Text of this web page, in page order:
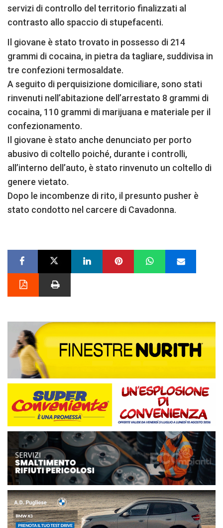
servizi di controllo del territorio finalizzati al
contrasto allo spaccio di stupefacenti.
Il giovane è stato trovato in possesso di 214
grammi di cocaina, in pietra da tagliare, suddivisa in
tre confezioni termosaldate.
A seguito di perquisizione domiciliare, sono stati
rinvenuti nell’abitazione dell’arrestato 8 grammi di
cocaina, 110 grammi di marijuana e materiale per il
confezionamento.
Il giovane è stato anche denunciato per porto
abusivo di coltello poiché, durante i controlli,
all’interno dell’auto, è stato rinvenuto un coltello di
genere vietato.
Dopo le incombenze di rito, il presunto pusher è
stato condotto nel carcere di Cavadonna.